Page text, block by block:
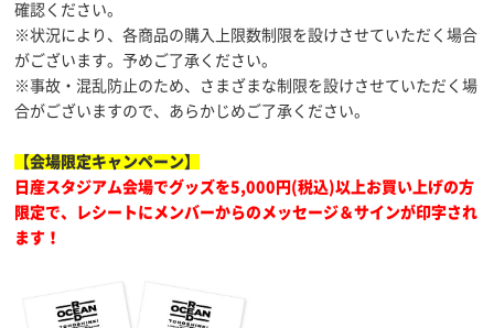
確認ください。
※状況により、各商品の購入上限数制限を設けさせていただく場合
がございます。予めご了承ください。
※事故・混乱防止のため、さまざまな制限を設けさせていただく場
合がございますので、あらかじめご了承ください。
【会場限定キャンペーン】
日産スタジアム会場でグッズを5,000円(税込)以上お買い上げの方
限定で、レシートにメンバーからのメッセージ＆サインが印字され
ます！